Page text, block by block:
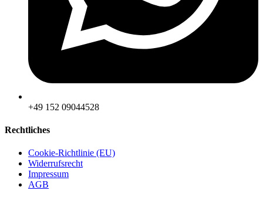
‪+49 152 09044528
Rechtliches
Cookie-Richtlinie (EU)
Widerrufsrecht
Impressum
AGB